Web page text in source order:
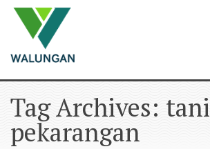
Tag Archives: tani
pekarangan